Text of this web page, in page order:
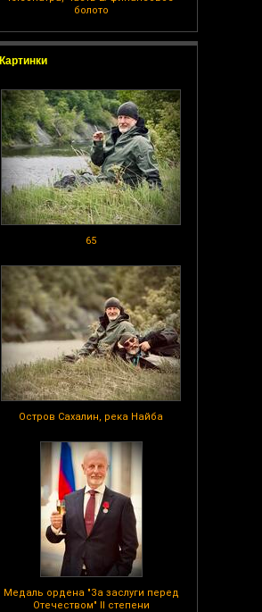
болото
Картинки
65
Остров Сахалин, река Найба
Медаль ордена "За заслуги перед
Отечеством" II степени